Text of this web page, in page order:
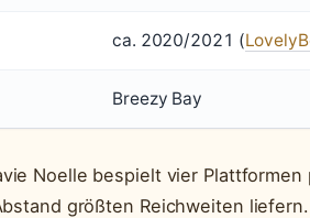
ca. 2020/2021 (
Breezy Bay
Noelle bespielt vier Plattformen
größten Reichweiten